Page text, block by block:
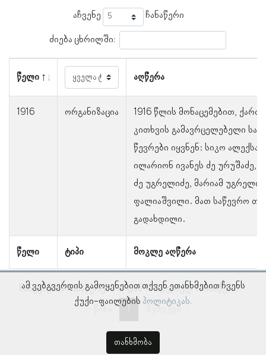
აჩვენე ჩანაწერი
ძიება ცხრილში:
წელი აღწერა
წელი ტიპი მოკლე აღწერა
1916 ორგანიზაცია
1916 წლის მონაცემებით,
კითხვის გამავრცელებელი
წევრები იყვნენ: სიკო
ილარიონ ივანეს ძე ურუშაძე,
ძე უგრელიძე, მარიამ
ფალიაშვილი. მათ საწევრო
გადახდილი.
ნაჩვენებია ჩანაწერები 1–დან 1–მდე, სულ 1 ჩანაწერი
წინა
შემდეგი
ამ ვებგვერდის გამოყენებით თქვენ ეთანხმებით ჩვენს
ქუქი-ფაილების პოლიტიკას.
თანხმობა